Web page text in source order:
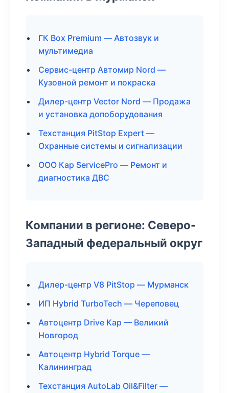
ГК Box Premium — Автозвук и
мультимедиа
Сервис-центр Автомир Nord —
Кузовной ремонт и покраска
Дилер-центр Vector Nord — Продажа
и установка допоборудования
Техстанция PitStop Expert —
Охранные системы и сигнализации
ООО Кар ServicePro — Ремонт и
диагностика ДВС
Компании в регионе: Северо-
Западный федеральный округ
Дилер-центр V8 PitStop — Мурманск
ИП Hybrid TurboTech — Череповец
Автоцентр Drive Кар — Великий
Новгород
Автоцентр Hybrid Torque —
Калининград
Техстанция AutoLab Oil&Filter —